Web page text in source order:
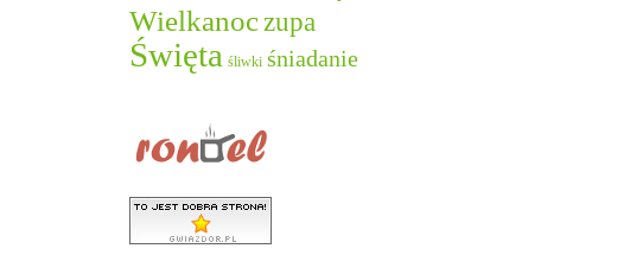
Wielkanoczupa
Święta śliwki śniadanie